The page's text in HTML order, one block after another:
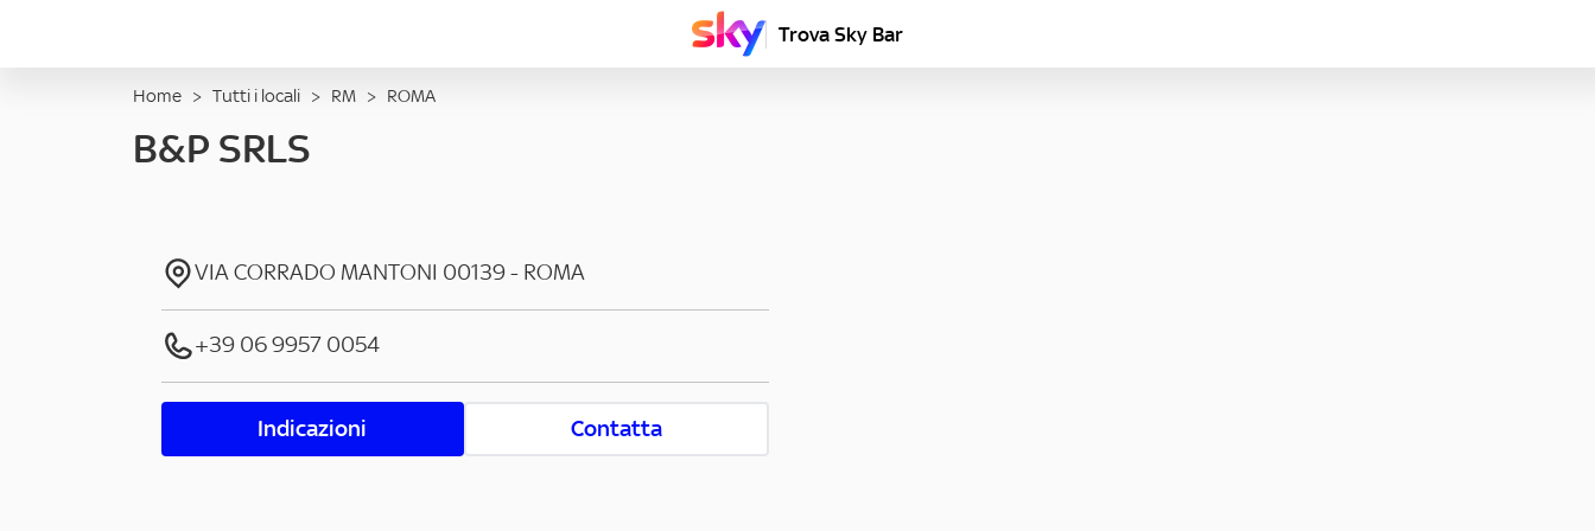
Trova Sky Bar
Home > Tutti i locali > RM > ROMA
B&P SRLS
VIA CORRADO MANTONI 00139- ROMA
+39 06 9957 0054
Indicazioni Contatta